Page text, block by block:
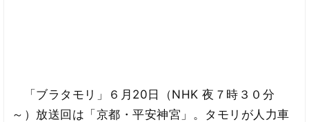
「ブラタモリ」６月20日（NHK 夜７時３０分
～）放送回は「京都・平安神宮」。タモリが人力車